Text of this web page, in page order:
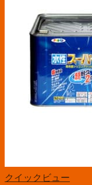
クイックビュー